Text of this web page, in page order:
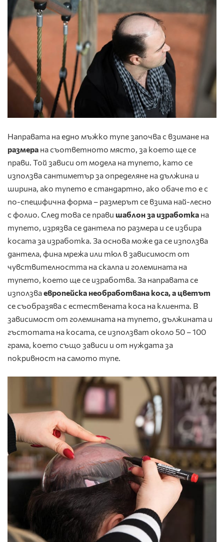
Направата на едно мъжко тупе започва с взимане на
размера на съответното място, за което ще се
прави. Той зависи от модела на тупето, като се
използва сантиметър за определяне на дължина и
ширина, ако тупето е стандартно, ако обаче то е с
по-специфична форма – размерът се взима най-лесно
с фолио. След това се прави шаблон за изработка на
тупето, изрязва се дантела по размера и се избира
косата за изработка. За основа може да се използва
дантела, фина мрежа или тюл в зависимост от
чувствителността на скалпа и големината на
тупето, което ще се изработва. За направата се
използваевропейска необработвана коса, а цветът
се съобразява с естествената коса на клиента. В
зависимост от големината на тупето, дължината и
гъстотата на косата, се използват около 50 – 100
грама, което също зависи и от нуждата за
покривност на самото тупе.